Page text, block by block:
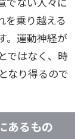
を乗り越える
。運動神経が
ではなく、時
なり得るので
あるもの